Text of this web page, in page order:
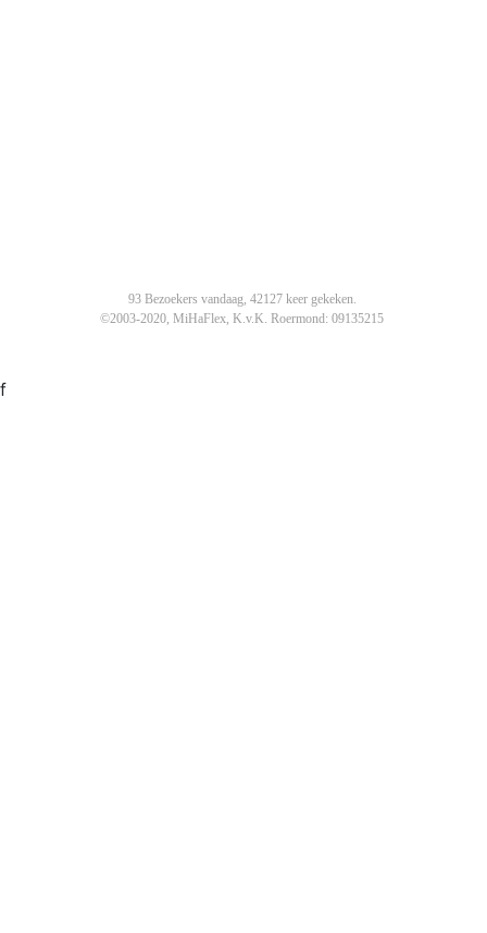
93 Bezoekers vandaag, 42127 keer gekeken.
©2003-2020, MiHaFlex, K.v.K. Roermond: 09135215
f